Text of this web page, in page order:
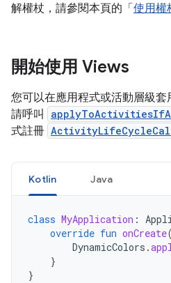
解權杖，請參閱本頁的「 使用權
開始使用 Views
您可以在應用程式或活動層級套
請呼叫
式註冊
Kotlin Java
class MyApplication :
override fun onCreate
DynamicColors .
}
}